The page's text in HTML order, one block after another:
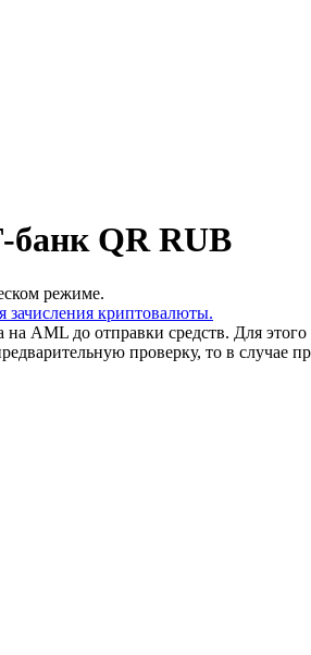
QR RUB
режиме.
зачисления криптовалюты.
AML до отправки средств. Для этого
проверку, то в